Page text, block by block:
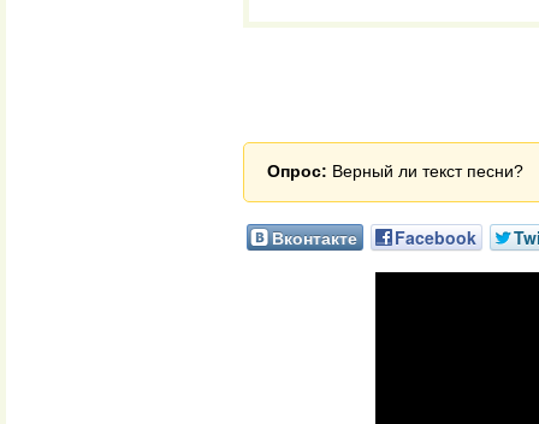
Опрос: Верный ли текст песни?
Вконтакте Facebook